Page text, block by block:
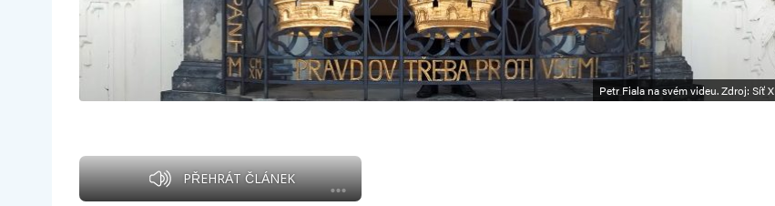
Petr Fiala na svém videu. Zdroj: Síť X
PŘEHRÁT ČLÁNEK